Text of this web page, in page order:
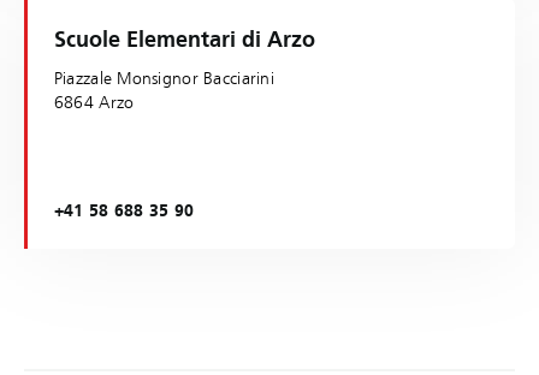
Scuole Elementari di Arzo
Piazzale Monsignor Bacciarini
6864 Arzo
+41 58 688 35 90